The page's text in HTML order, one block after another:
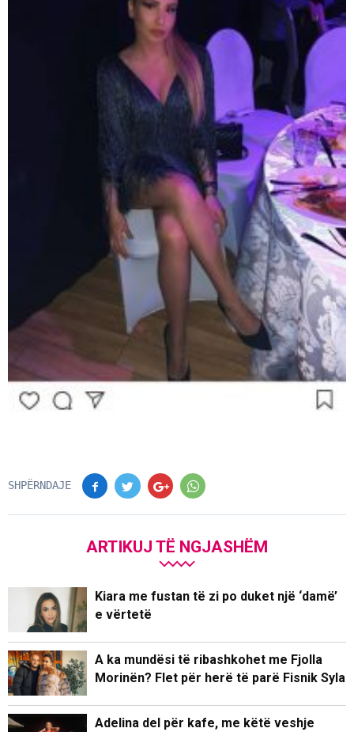
SHPËRNDAJE
ARTIKUJ TË NGJASHËM
Kiara me fustan të zi po duket një ‘damë’
e vërtetë
A ka mundësi të ribashkohet me Fjolla
Morinën? Flet për herë të parë Fisnik Syla
Adelina del për kafe, me këtë veshje